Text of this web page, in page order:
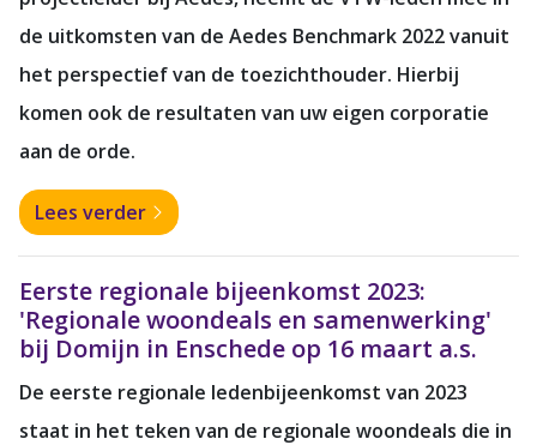
de uitkomsten van de Aedes Benchmark 2022 vanuit
het perspectief van de toezichthouder. Hierbij
komen ook de resultaten van uw eigen corporatie
aan de orde.
Lees verder
Eerste regionale bijeenkomst 2023:
'Regionale woondeals en samenwerking'
bij Domijn in Enschede op 16 maart a.s.
De eerste regionale ledenbijeenkomst van 2023
staat in het teken van de regionale woondeals die in